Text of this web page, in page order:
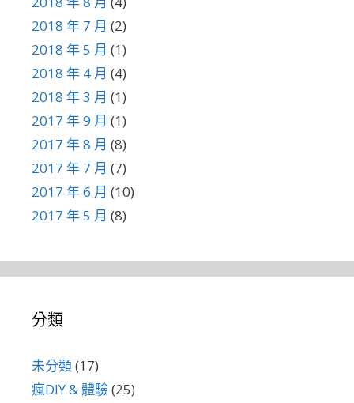
2018 年 7 月 (2)
2018 年 5 月 (1)
2018 年 4 月 (4)
2018 年 3 月 (1)
2017 年 9 月 (1)
2017 年 8 月 (8)
2017 年 7 月 (7)
2017 年 6 月 (10)
2017 年 5 月 (8)
分類
未分類(17)
瘋DIY & 體驗(25)